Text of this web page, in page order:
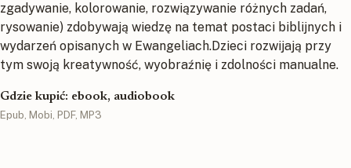
zgadywanie, kolorowanie, rozwiązywanie różnych zadań,
rysowanie) zdobywają wiedzę na temat postaci biblijnych i
wydarzeń opisanych w Ewangeliach.Dzieci rozwijają przy
tym swoją kreatywność, wyobraźnię i zdolności manualne.
Gdzie kupić: ebook, audiobook
Epub, Mobi, PDF, MP3